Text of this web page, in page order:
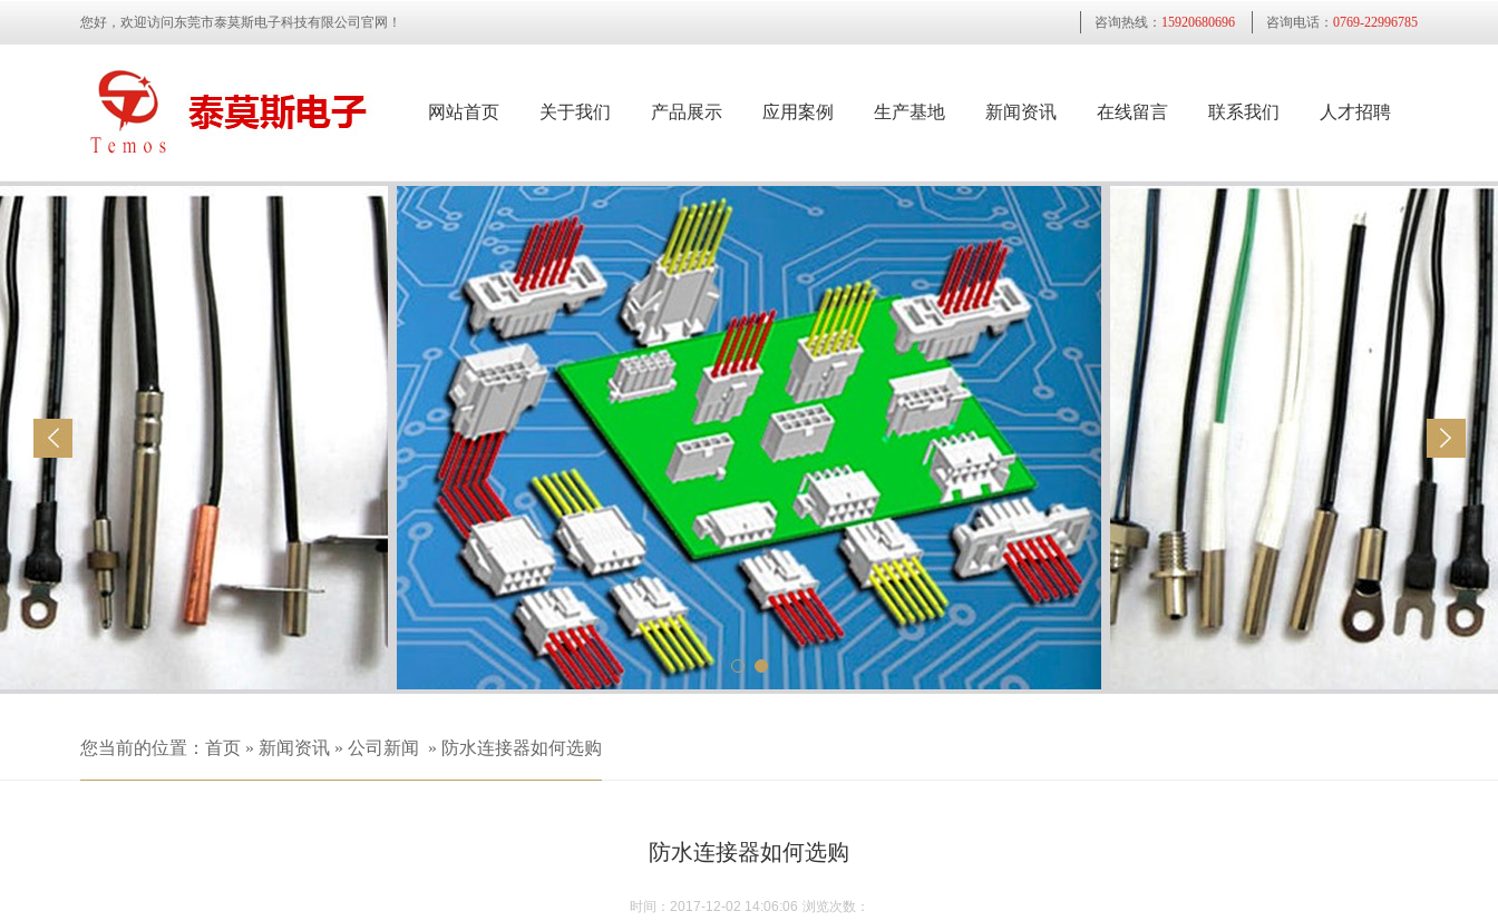
您好，欢迎访问东莞市泰莫斯电子科技有限公司官网！ 咨询热线： 15920680696 咨询电话： 0769-22996785
网站首页 关于我们 产品展示 应用案例 生产基地 新闻资讯 在线留言 联系我们 人才招聘
您当前的位置： 首页 » 新闻资讯 » 公司新闻 » 防水连接器如何选购
防水连接器如何选购
时间：2017-12-02 14:06:06 浏览次数：